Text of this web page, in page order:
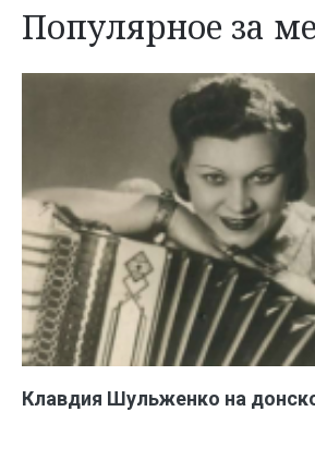
Популярное за
Клавдия Шульженко на